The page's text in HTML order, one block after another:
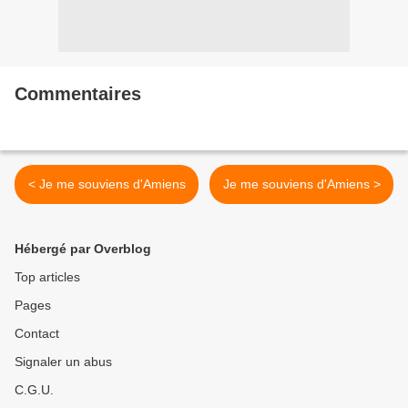
Commentaires
< Je me souviens d'Amiens Je me souviens d'Amiens >
Hébergé par Overblog
Top articles
Pages
Contact
Signaler un abus
C.G.U.